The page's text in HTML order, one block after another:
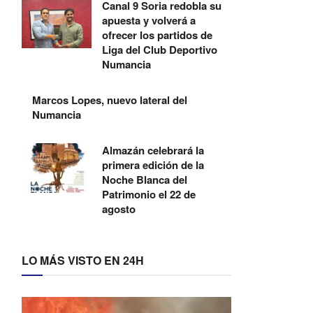
Canal 9 Soria redobla su
apuesta y volverá a
ofrecer los partidos de
Liga del Club Deportivo
Numancia
Marcos Lopes, nuevo lateral del
Numancia
Almazán celebrará la
primera edición de la
Noche Blanca del
Patrimonio el 22 de
agosto
LO MÁS VISTO EN 24H